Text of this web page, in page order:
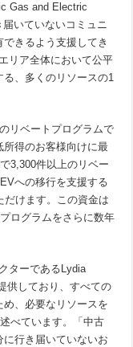
Gas and Electric
いていないコミュニ
きるよう支援してき
リア全体において公平
、多くのリソースの1
リベートプログラムで
得のお客様向けに最
3,300件以上のリベー
への移行を支援する
だけます。この資金は
ログラムをさらに数年
ターであるLydia
供しており、すべての
、必要なリソースを
べています。「中古
行き届いていないお